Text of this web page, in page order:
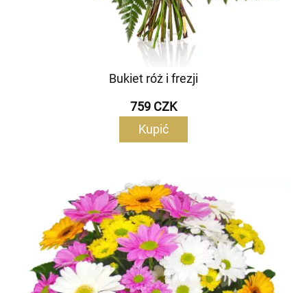
Bukiet róż i frezji
759 CZK
Kupić